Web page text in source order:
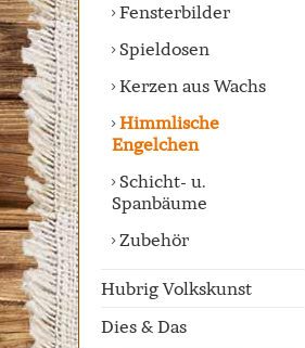
Fensterbilder
Spieldosen
Kerzen aus Wachs
Himmlische
Engelchen
Schicht- u.
Spanbäume
Zubehör
Hubrig Volkskunst
Dies & Das